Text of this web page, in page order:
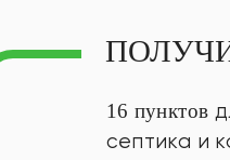
16 пунктов
септика и